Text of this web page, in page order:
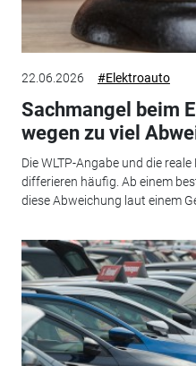
22.06.2026 #Elektroauto
Sachmangel beim
wegen zu viel
Die WLTP-Angabe und die
differieren häufig. Ab einem
diese Abweichung laut einem